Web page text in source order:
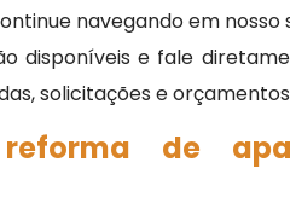
navegando em nosso
disponíveis e fale
solicitações e
de